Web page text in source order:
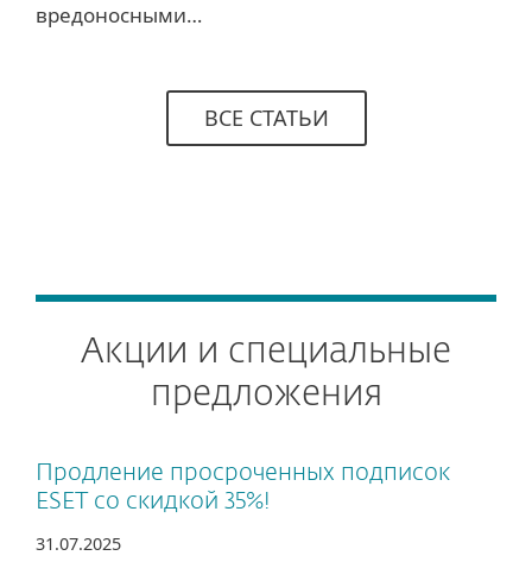
вредоносными…
ВСЕ СТАТЬИ
Акции и специальные
предложения
Продление просроченных подписок
ESET со скидкой 35%!
31.07.2025